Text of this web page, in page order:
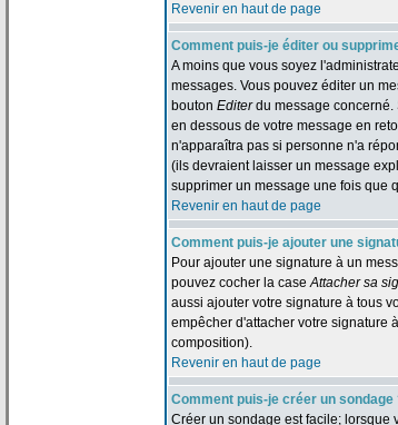
Revenir en haut de page
Comment puis-je éditer ou
A moins que vous soyez
messages. Vous pouvez éditer un
bouton Editerdu message concerné.
en dessous de votre message en
n'apparaîtra pas si personne n'a
(ils devraient laisser un message
supprimer un message une fois que
Revenir en haut de page
Comment puis-je ajouter une
Pour ajouter une signature à un
pouvez cocher la caseAttacher sa
aussi ajouter votre signature à tous
empêcher d'attacher votre signature
composition).
Revenir en haut de page
Comment puis-je créer un sondage
Créer un sondage est facile; lorsque